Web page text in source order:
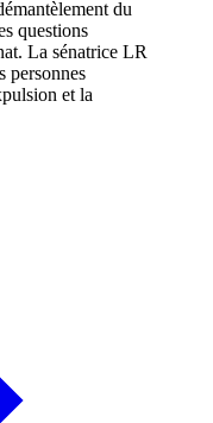
du
questions
La sénatrice LR
personnes
et la